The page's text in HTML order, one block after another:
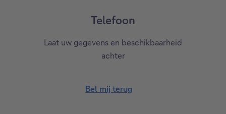
Telefoon
Laat uw gegevens en beschikbaarheid
achter
Bel mij terug